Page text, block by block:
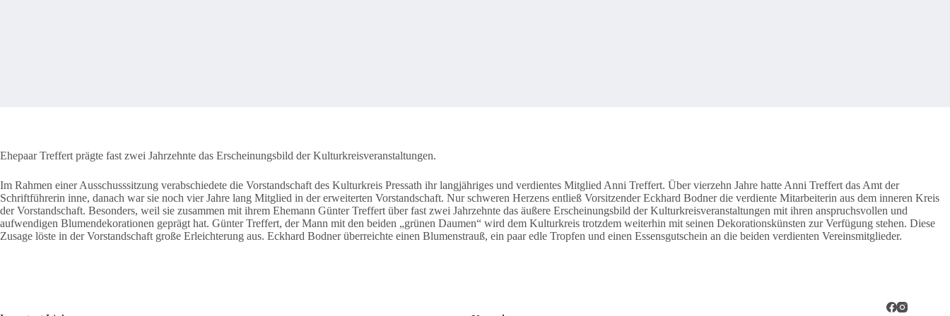
Ehepaar Treffert prägte fast zwei Jahrzehnte das Erscheinungsbild der Kulturkreisveranstaltungen.
Im Rahmen einer Ausschusssitzung verabschiedete die Vorstandschaft des Kulturkreis Pressath ihr langjähriges und verdientes Mitglied Anni Treffert. Über vierzehn Jahre hatte Anni Treffert das Amt der
Schriftführerin inne, danach war sie noch vier Jahre lang Mitglied in der erweiterten Vorstandschaft. Nur schweren Herzens entließ Vorsitzender Eckhard Bodner die verdiente Mitarbeiterin aus dem inneren Kreis
der Vorstandschaft. Besonders, weil sie zusammen mit ihrem Ehemann Günter Treffert über fast zwei Jahrzehnte das äußere Erscheinungsbild der Kulturkreisveranstaltungen mit ihren anspruchsvollen und
aufwendigen Blumendekorationen geprägt hat. Günter Treffert, der Mann mit den beiden „grünen Daumen“ wird dem Kulturkreis trotzdem weiterhin mit seinen Dekorationskünsten zur Verfügung stehen. Diese
Zusage löste in der Vorstandschaft große Erleichterung aus. Eckhard Bodner überreichte einen Blumenstrauß, ein paar edle Tropfen und einen Essensgutschein an die beiden verdienten Vereinsmitglieder.